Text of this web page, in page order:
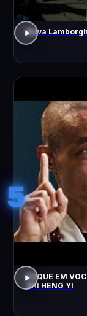
Nova
5
FOQUE EM
SHI HENG YI